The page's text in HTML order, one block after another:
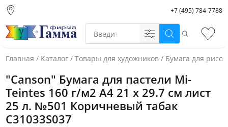
склад)
Санкт-Петербург
Екатеринбург
+7 (495) 784-7788
Поиск
Главная / Каталог / Товары для художников / Бумага для
"Canson" Бумага для пастели Mi-
Teintes 160 г/м2 A4 21 х 29.7 см лист
25 л. №501 Коричневый табак
C31033S037